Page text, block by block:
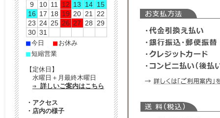
9
10 11 12 13 14 15
16 17 18 19 20 21
22
23 24 25 26 27 28
29
30 31
■今日 ■ お休み
■短縮営業
【定休日】
水曜日＋月最終木曜日
⇒ 詳しいご案内はこちら
・ アクセス
・ 店内の様子